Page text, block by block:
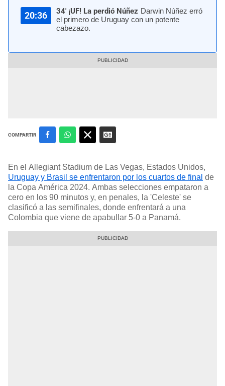
20:36 34' ¡UF! La perdió Núñez Darwin Núñez erró
el primero de Uruguay con un potente
cabezazo.
COMPARTIR
En el Allegiant Stadium de Las Vegas, Estados Unidos,
Uruguay y Brasil se enfrentaron por los cuartos de final de
la Copa América 2024. Ambas selecciones empataron a
cero en los 90 minutos y, en penales, la 'Celeste' se
clasificó a las semifinales, donde enfrentará a una
Colombia que viene de apabullar 5-0 a Panamá.